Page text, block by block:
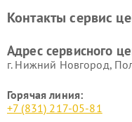
Контакты сервис
Адрес сервисного
г. Нижний Новгород,
Горячая линия:
+7 (831) 217-05-81